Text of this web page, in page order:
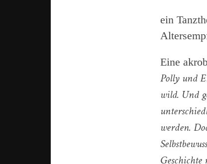
ein
Eine
Polly und
wild. Und
werden.